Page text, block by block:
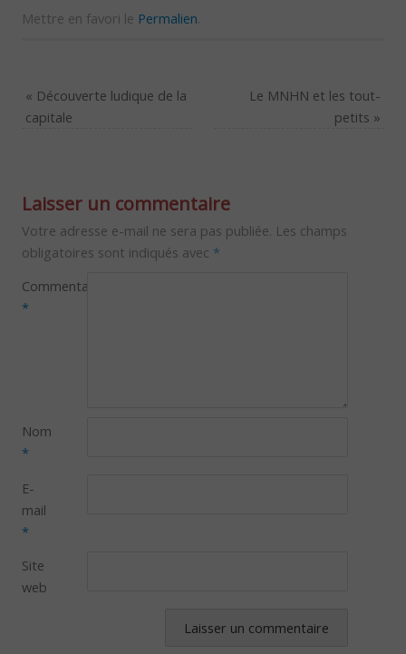
Mettre en favori le Permalien
« Découverte ludique de la
capitale
Le MNHN et les tout-
petits »
Laisser un commentaire
Votre adresse e-mail ne sera pas publiée. Les champs
obligatoires sont indiqués avec *
Commentaire
*
Nom
*
E-
mail
*
Site
web